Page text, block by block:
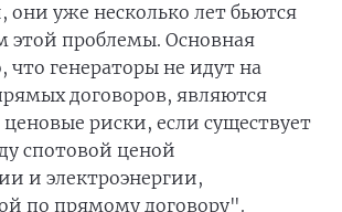
они уже несколько лет бьются
этой проблемы. Основная
что генераторы не идут на
договоров, являются
риски, если существует
спотовой ценой
и электроэнергии,
по прямому договору".